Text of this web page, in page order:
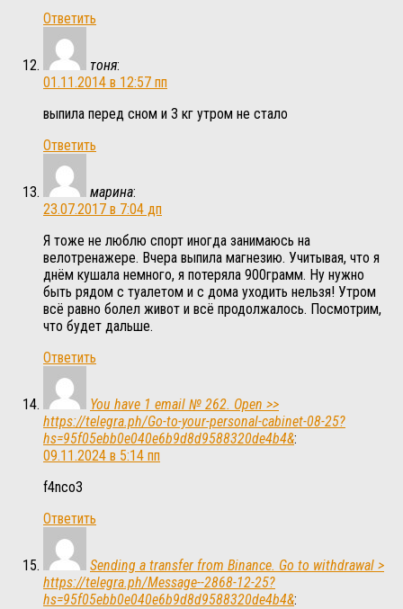
Ответить
тоня:
01.11.2014 в 12:57 пп
выпила перед сном и 3 кг утром не стало
Ответить
марина:
23.07.2017 в 7:04 дп
Я тоже не люблю спорт иногда занимаюсь на
велотренажере. Вчера выпила магнезию. Учитывая, что я
днём кушала немного, я потеряла 900грамм. Ну нужно
быть рядом с туалетом и с дома уходить нельзя! Утром
всё равно болел живот и всё продолжалось. Посмотрим,
что будет дальше.
Ответить
You have 1 email № 262. Open >>
https://telegra.ph/Go-to-your-personal-cabinet-08-25?
hs=95f05ebb0e040e6b9d8d9588320de4b4&:
09.11.2024 в 5:14 пп
f4nco3
Ответить
Sending a transfer from Binance. Gо tо withdrаwаl >
https://telegra.ph/Message--2868-12-25?
hs=95f05ebb0e040e6b9d8d9588320de4b4&: